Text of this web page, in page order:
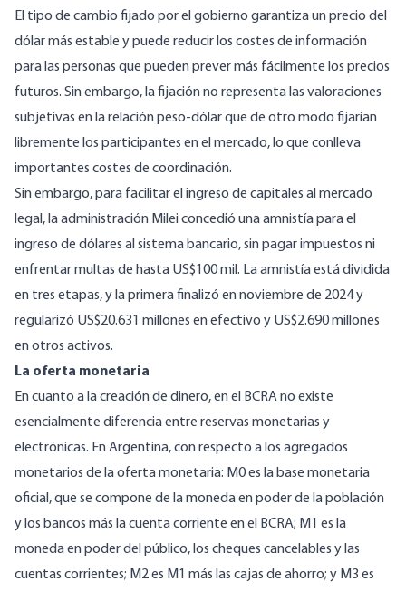
El tipo de cambio fijado por el gobierno garantiza un precio del
dólar más estable y puede reducir los costes de información
para las personas que pueden prever más fácilmente los precios
futuros. Sin embargo, la fijación no representa las valoraciones
subjetivas en la relación peso-dólar que de otro modo fijarían
libremente los participantes en el mercado, lo que conlleva
importantes costes de coordinación.
Sin embargo, para facilitar el ingreso de capitales al mercado
legal, la administración Milei concedió una amnistía para el
ingreso de dólares al sistema bancario, sin pagar impuestos ni
enfrentar multas de hasta US$100 mil. La amnistía está dividida
en tres etapas, y la primera finalizó en noviembre de 2024 y
regularizó US$20.631 millones en efectivo y US$2.690 millones
en otros activos.
La oferta monetaria
En cuanto a la creación de dinero, en el BCRA no existe
esencialmente diferencia entre reservas monetarias y
electrónicas. En Argentina, con respecto a los agregados
monetarios de la oferta monetaria: M0 es la base monetaria
oficial, que se compone de la moneda en poder de la población
y los bancos más la cuenta corriente en el BCRA; M1 es la
moneda en poder del público, los cheques cancelables y las
cuentas corrientes; M2 es M1 más las cajas de ahorro; y M3 es